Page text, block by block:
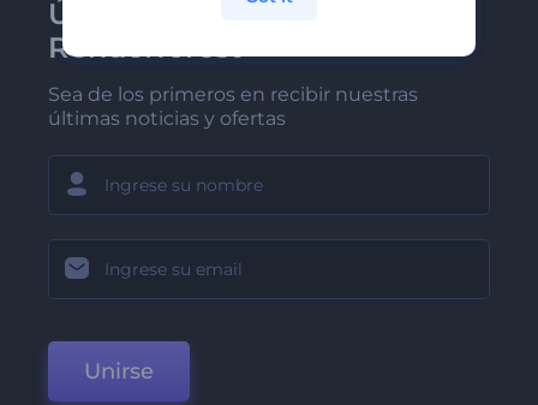
Únase al boletín de
Renderforest
Sea de los primeros en recibir nuestras
últimas noticias y ofertas
Unirse